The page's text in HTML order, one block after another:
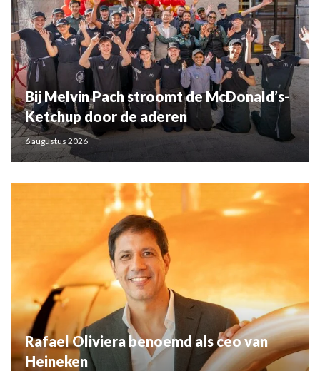
Bij Melvin Pach stroomt de McDonald’s-
Ketchup door de aderen
6 augustus 2026
Rafael Oliviera benoemd als ceo van
Heineken